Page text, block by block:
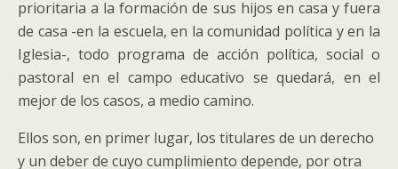
prioritaria a la formación de sus hijos en casa y fuera
de casa -en la escuela, en la comunidad política y en la
Iglesia-, todo programa de acción política, social o
pastoral en el campo educativo se quedará, en el
mejor de los casos, a medio camino.
Ellos son, en primer lugar, los titulares de un derecho
y un deber de cuyo cumplimiento depende, por otra